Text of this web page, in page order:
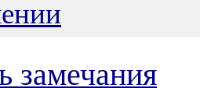
замечания